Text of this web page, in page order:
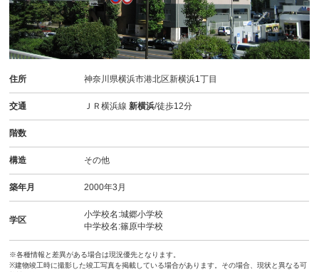
住所 神奈川県横浜市港北区新横浜1丁目
交通 ＪＲ横浜線新横浜/徒歩12分
階数
構造 その他
築年月 2000年3月
学区
小学校名:城郷小学校
中学校名:篠原中学校
※各種情報と差異がある場合は現況優先となります。
※建物竣工時に撮影した竣工写真を掲載している場合があります。その場合、現状と異なる可